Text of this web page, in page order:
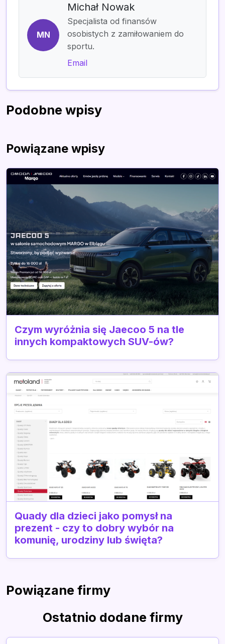
MN
Michał Nowak
Specjalista od finansów
osobistych z zamiłowaniem do
sportu.
Email
Podobne wpisy
Powiązane wpisy
Czym wyróżnia się Jaecoo 5 na tle
innych kompaktowych SUV-ów?
Quady dla dzieci jako pomysł na
prezent - czy to dobry wybór na
komunię, urodziny lub święta?
Powiązane firmy
Ostatnio dodane firmy